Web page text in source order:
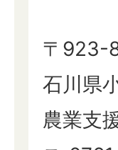
〒923-
石川県
農業支